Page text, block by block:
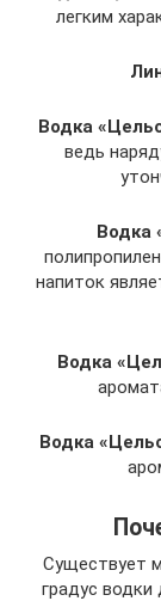
легким
Водка
ведь
Водка
напиток
Водка
Водка
Существует
градус